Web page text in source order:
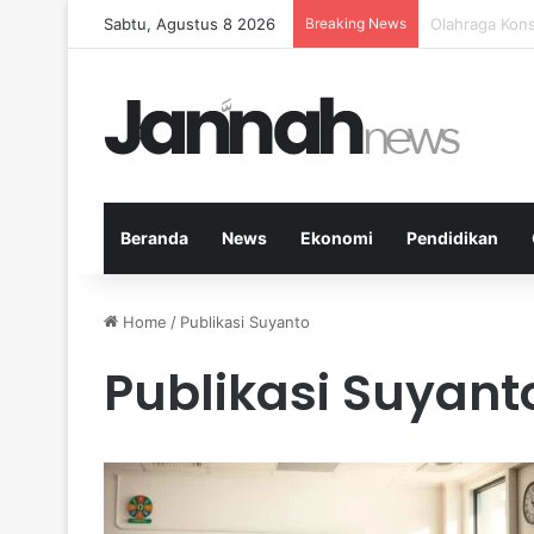
Sabtu, Agustus 8 2026 Breaking News 5 Buah
Beranda News Ekonomi Pendidikan
Home / Publikasi Suyanto
Publikasi